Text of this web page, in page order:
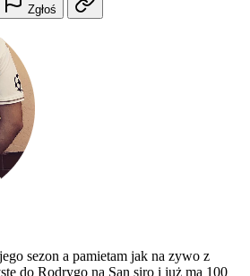
Zgłoś
sezon a pamietam jak na zywo z
do Rodrygo na San siro i już ma 100